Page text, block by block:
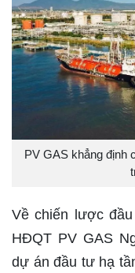
PV GAS khẳng định
Về chiến lược
HĐQT PV GAS
dự án đầu tư hạ